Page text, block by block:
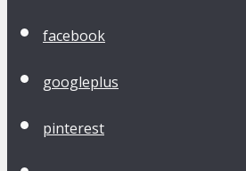
facebook
googleplus
pinterest